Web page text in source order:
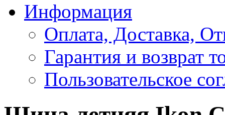
Информация
Оплата, Доставка,
Гарантия и возврат
Пользовательское